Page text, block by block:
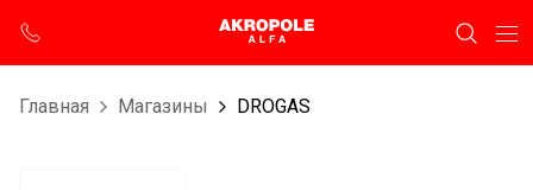
Главная Магазины DROGAS